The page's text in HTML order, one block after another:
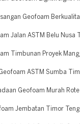
Geofoam
Jalan ASTM Belu Nusa
Timbunan Proyek
ASTM Sumba
Geofoam Murah
Jembatan Timor